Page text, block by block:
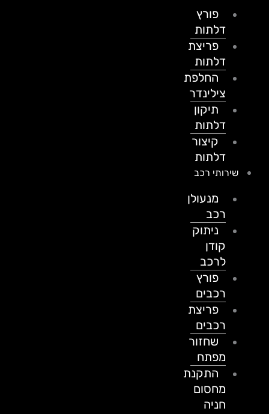
פורץ
דלתות
פריצת
דלתות
החלפת
צילינדר
תיקון
דלתות
קיצור
דלתות
שירותי רכב
מנעולן
ניתוק
לרכב
פורץ
רכבים
פריצת
רכבים
שחזור
מפתח
התקנת
מחסום
חניה